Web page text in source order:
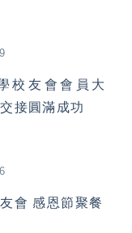
校友會會員大
接圓滿成功
會 感恩節聚餐